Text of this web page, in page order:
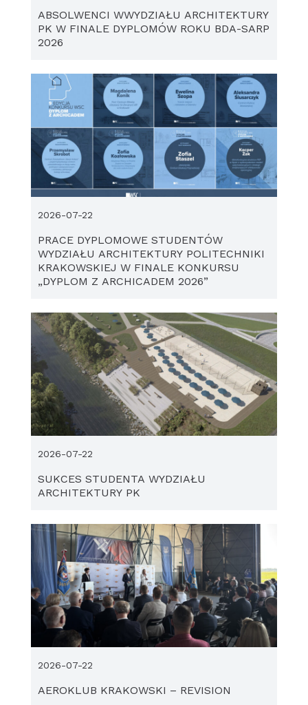
ABSOLWENCI WWYDZIAŁU ARCHITEKTURY
PK W FINALE DYPLOMÓW ROKU BDA-SARP
2026
PRACE DYPLOMOWE STUDENTÓW
WYDZIAŁU ARCHITEKTURY POLITECHNIKI
KRAKOWSKIEJ W FINALE KONKURSU
„DYPLOM Z ARCHICADEM 2026”
2026-07-22
SUKCES STUDENTA WYDZIAŁU
ARCHITEKTURY PK
2026-07-22
AEROKLUB KRAKOWSKI – REVISION
2026-07-22